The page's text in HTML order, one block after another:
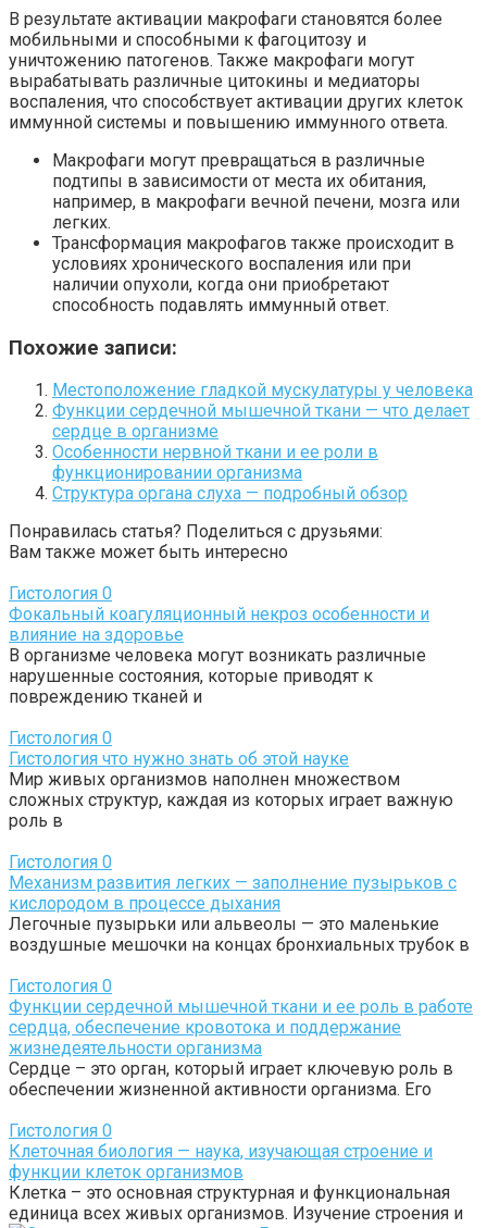
В результате активации макрофаги становятся более
мобильными и способными к фагоцитозу и
уничтожению патогенов. Также макрофаги могут
вырабатывать различные цитокины и медиаторы
воспаления, что способствует активации других клеток
иммунной системы и повышению иммунного ответа.
Макрофаги могут превращаться в различные
подтипы в зависимости от места их обитания,
например, в макрофаги вечной печени, мозга или
легких.
Трансформация макрофагов также происходит в
условиях хронического воспаления или при
наличии опухоли, когда они приобретают
способность подавлять иммунный ответ.
Похожие записи:
Местоположение гладкой мускулатуры у человека
Функции сердечной мышечной ткани — что делает
сердце в организме
Особенности нервной ткани и ее роли в
функционировании организма
Структура органа слуха — подробный обзор
Понравилась статья? Поделиться с друзьями:
Вам также может быть интересно
Гистология 0
Фокальный коагуляционный некроз особенности и
влияние на здоровье
В организме человека могут возникать различные
нарушенные состояния, которые приводят к
повреждению тканей и
Гистология 0
Гистология что нужно знать об этой науке
Мир живых организмов наполнен множеством
сложных структур, каждая из которых играет важную
роль в
Гистология 0
Механизм развития легких — заполнение пузырьков с
кислородом в процессе дыхания
Легочные пузырьки или альвеолы — это маленькие
воздушные мешочки на концах бронхиальных трубок в
Гистология 0
Функции сердечной мышечной ткани и ее роль в работе
сердца, обеспечение кровотока и поддержание
жизнедеятельности организма
Сердце – это орган, который играет ключевую роль в
обеспечении жизненной активности организма. Его
Гистология 0
Клеточная биология — наука, изучающая строение и
функции клеток организмов
Клетка – это основная структурная и функциональная
единица всех живых организмов. Изучение строения и